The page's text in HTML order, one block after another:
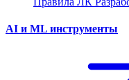
AI и ML инструменты